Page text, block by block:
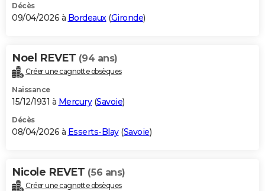
Décès
09/04/2026 à Bordeaux(Gironde)
Noel REVET (94 ans)
Créer une cagnotte obsèques
Naissance
15/12/1931 à Mercury(Savoie)
Décès
08/04/2026 à Esserts-Blay(Savoie)
Nicole REVET (56 ans)
Créer une cagnotte obsèques